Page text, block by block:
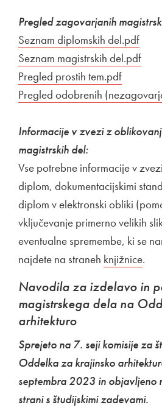
Pregled zagovarjanih
Povezava na dokument
Seznam diplomskih del.pdf
Povezava na dokument
Seznam magistrskih del.pdf
Povezava na dokument
Pregled prostih tem.pdf
Povezava na dokument
Pregled odobrenih
Informacije v zvezi z
magistrskih del:
Vse potrebne informacije v
diplom, dokumentacijskimi
diplom v elektronski obliki
vključevanje primerno velikih
eventualne spremembe, ki se
najdete na straneh Zunanja
knjižnice.
Navodila za izdelavo in
magistrskega dela na
arhitekturo
Sprejeto na 7. seji komisije za
Oddelka za krajinsko
septembra 2023 in objavljeno
strani s študijskimi zadevami.